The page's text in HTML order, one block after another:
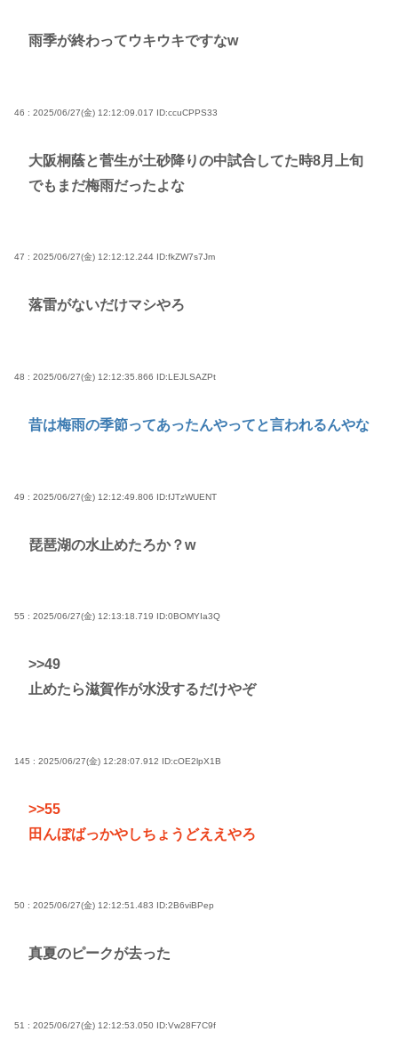
雨季が終わってウキウキですなw
46 : 2025/06/27(金) 12:12:09.017 ID:ccuCPPS33
大阪桐蔭と菅生が土砂降りの中試合してた時8月上旬
でもまだ梅雨だったよな
47 : 2025/06/27(金) 12:12:12.244 ID:fkZW7s7Jm
落雷がないだけマシやろ
48 : 2025/06/27(金) 12:12:35.866 ID:LEJLSAZPt
昔は梅雨の季節ってあったんやってと言われるんやな
49 : 2025/06/27(金) 12:12:49.806 ID:fJTzWUENT
琵琶湖の水止めたろか？w
55 : 2025/06/27(金) 12:13:18.719 ID:0BOMYIa3Q
>>49
止めたら滋賀作が水没するだけやぞ
145 : 2025/06/27(金) 12:28:07.912 ID:cOE2lpX1B
>>55
田んぼばっかやしちょうどええやろ
50 : 2025/06/27(金) 12:12:51.483 ID:2B6viBPep
真夏のピークが去った
51 : 2025/06/27(金) 12:12:53.050 ID:Vw28F7C9f